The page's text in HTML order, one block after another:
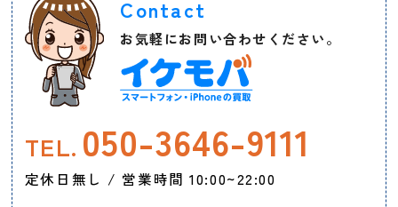
Contact
お気軽にお問い合わせください。
TEL. 050-3646-9111
定休日無し / 営業時間 10:00~22:00